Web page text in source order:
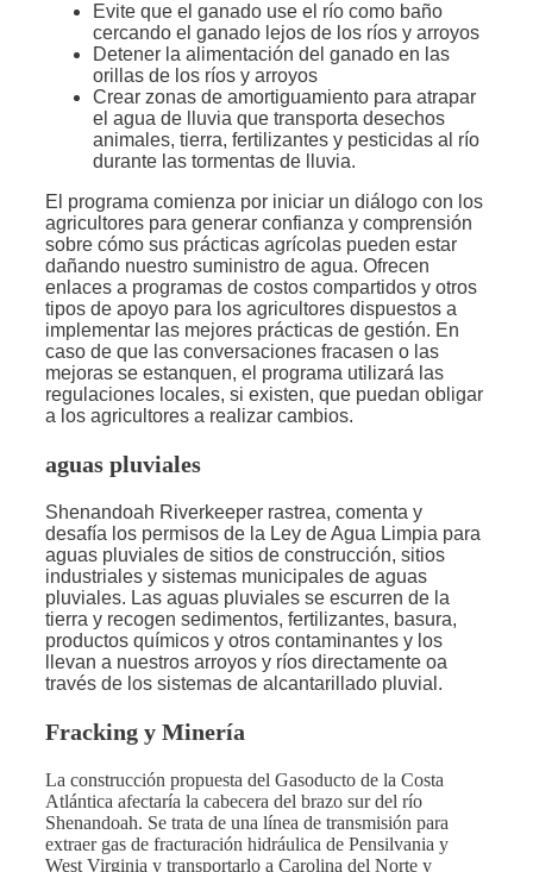
Evite que el ganado use el río como baño
cercando el ganado lejos de los ríos y arroyos
Detener la alimentación del ganado en las
orillas de los ríos y arroyos
Crear zonas de amortiguamiento para atrapar
el agua de lluvia que transporta desechos
animales, tierra, fertilizantes y pesticidas al río
durante las tormentas de lluvia.
El programa comienza por iniciar un diálogo con los
agricultores para generar confianza y comprensión
sobre cómo sus prácticas agrícolas pueden estar
dañando nuestro suministro de agua. Ofrecen
enlaces a programas de costos compartidos y otros
tipos de apoyo para los agricultores dispuestos a
implementar las mejores prácticas de gestión. En
caso de que las conversaciones fracasen o las
mejoras se estanquen, el programa utilizará las
regulaciones locales, si existen, que puedan obligar
a los agricultores a realizar cambios.
aguas pluviales
Shenandoah Riverkeeper rastrea, comenta y
desafía los permisos de la Ley de Agua Limpia para
aguas pluviales de sitios de construcción, sitios
industriales y sistemas municipales de aguas
pluviales. Las aguas pluviales se escurren de la
tierra y recogen sedimentos, fertilizantes, basura,
productos químicos y otros contaminantes y los
llevan a nuestros arroyos y ríos directamente oa
través de los sistemas de alcantarillado pluvial.
Fracking y Minería
La construcción propuesta del Gasoducto de la Costa
Atlántica afectaría la cabecera del brazo sur del río
Shenandoah. Se trata de una línea de transmisión para
extraer gas de fracturación hidráulica de Pensilvania y
West Virginia y transportarlo a Carolina del Norte y